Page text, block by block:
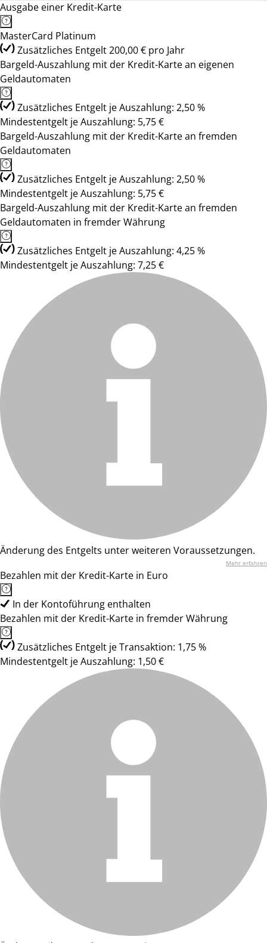
Ausgabe einer Kredit-Karte
MasterCard Platinum
Zusätzliches Entgelt 200,00 € pro Jahr
Bargeld-Auszahlung mit der Kredit-Karte an eigenen
Geldautomaten
Zusätzliches Entgelt je Auszahlung: 2,50 %
Mindestentgelt je Auszahlung: 5,75 €
Bargeld-Auszahlung mit der Kredit-Karte an fremden
Geldautomaten
Zusätzliches Entgelt je Auszahlung: 2,50 %
Mindestentgelt je Auszahlung: 5,75 €
Bargeld-Auszahlung mit der Kredit-Karte an fremden
Geldautomaten in fremder Währung
Zusätzliches Entgelt je Auszahlung: 4,25 %
Mindestentgelt je Auszahlung: 7,25 €
Änderung des Entgelts unter weiteren Voraussetzungen.
Mehr erfahren
Bezahlen mit der Kredit-Karte in Euro
In der Kontoführung enthalten
Bezahlen mit der Kredit-Karte in fremder Währung
Zusätzliches Entgelt je Transaktion: 1,75 %
Mindestentgelt je Auszahlung: 1,50 €